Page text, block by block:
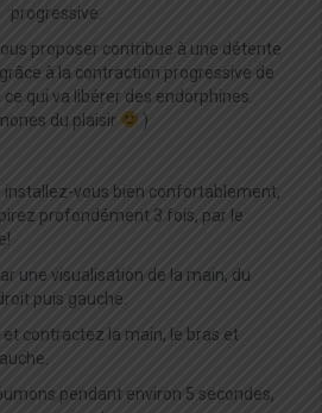
progressive.
proposer contribue à une détente
à la contraction progressive de
qui va libérer des endorphines.
du plaisir
)
installez-vous bien confortablement,
profondément 3 fois, par le
une visualisation de la main, du
puis gauche.
contractez la main, le bras et
pendant environ 5 secondes,